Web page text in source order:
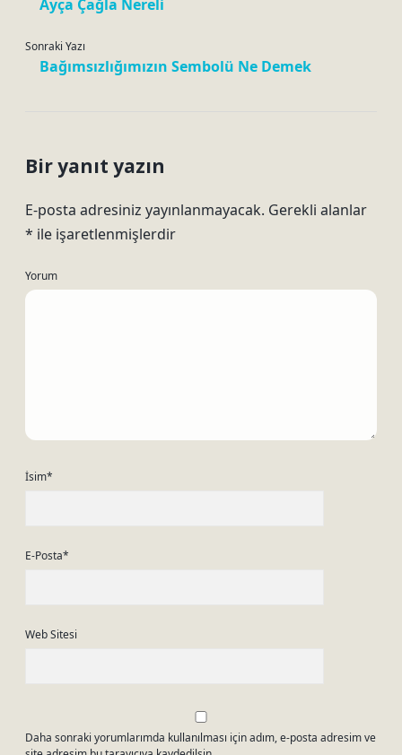
Ayça Çağla Nereli
Sonraki Yazı
Bağımsızlığımızın Sembolü Ne Demek
Bir yanıt yazın
E-posta adresiniz yayınlanmayacak. Gerekli alanlar
* ile işaretlenmişlerdir
Yorum
İsim*
E-Posta*
Web Sitesi
Daha sonraki yorumlarımda kullanılması için adım, e-posta adresim ve